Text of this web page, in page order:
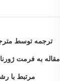
ترجمه توسط
مقاله به فرمت
مرتبط با